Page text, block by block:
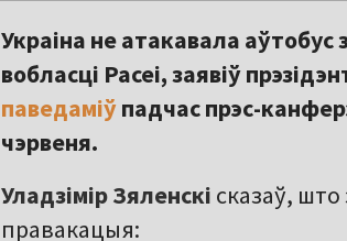
Украіна не атакавала аўтобус
вобласці Расеі, заявіў
паведаміўпадчас прэс-
чэрвеня.
Уладзімір Зяленскі сказаў, што
правакацыя: